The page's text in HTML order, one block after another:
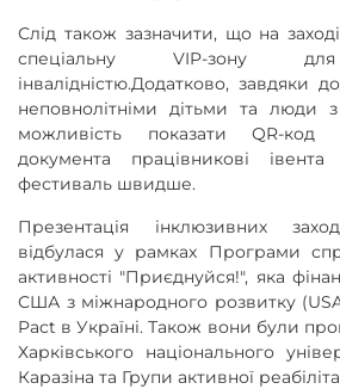
Слід також зазначити, що на
спеціальну VIP-
інвалідністю.Додатково, завдяки
неповнолітніми дітьми та люди з
можливість показати QR-код
документа працівникові
фестиваль швидше.
Презентація інклюзивних
відбулася у рамках Програми
активності "Приєднуйся!", яка
США з міжнародного розвитку
Pact в Україні. Також вони були
Харківського національного
Каразіна та Групи активної